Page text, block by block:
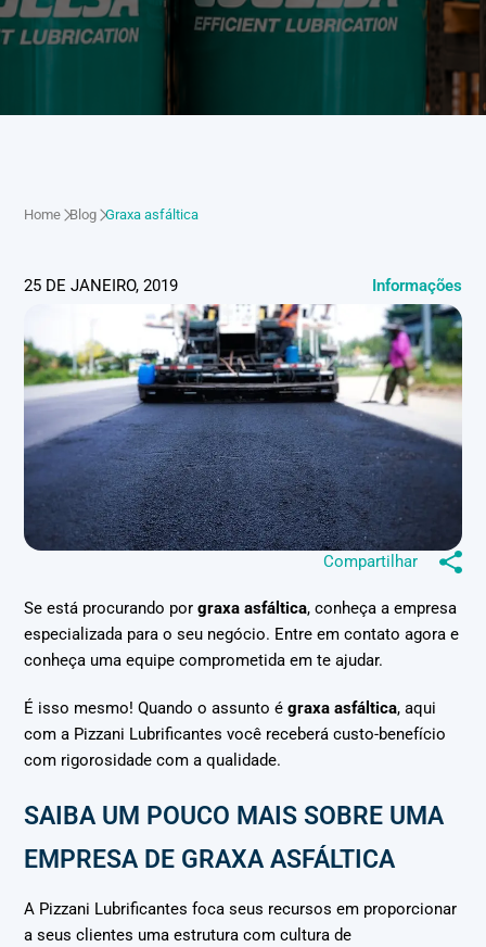
Home Blog Graxa asfáltica
25 DE JANEIRO, 2019 Informações
Compartilhar
Se está procurando porgraxa asfáltica, conheça a empresa
especializada para o seu negócio. Entre em contato agora e
conheça uma equipe comprometida em te ajudar.
É isso mesmo! Quando o assunto égraxa asfáltica, aqui
com a Pizzani Lubrificantes você receberá custo-benefício
com rigorosidade com a qualidade.
SAIBA UM POUCO MAIS SOBRE UMA
EMPRESA DE GRAXA ASFÁLTICA
A Pizzani Lubrificantes foca seus recursos em proporcionar
a seus clientes uma estrutura com cultura de